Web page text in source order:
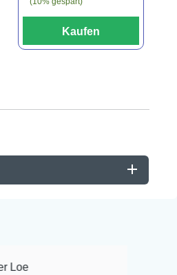
Kaufen